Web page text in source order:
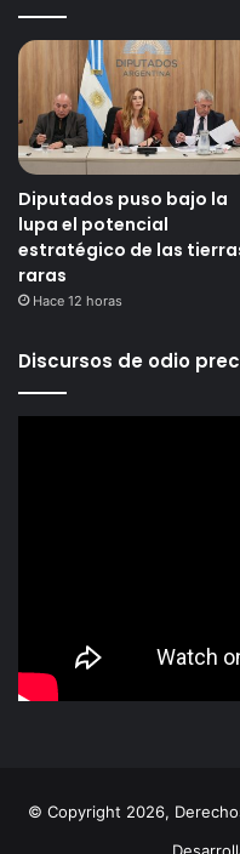
Diputados puso bajo la
lupa el potencial
estratégico de las
raras
Hace 12 horas
Discursos de odio
© Copyright 2026,